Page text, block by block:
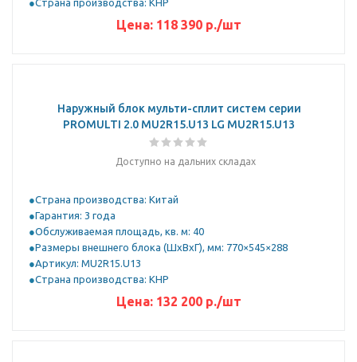
Страна производства: КНР
Цена: 118 390 р./шт
Наружный блок мульти-сплит систем серии
PROMULTI 2.0 MU2R15.U13 LG MU2R15.U13
Доступно на дальних складах
Страна производства: Китай
Гарантия: 3 года
Обслуживаемая площадь, кв. м: 40
Размеры внешнего блока (ШхВхГ), мм: 770×545×288
Артикул: MU2R15.U13
Страна производства: КНР
Цена: 132 200 р./шт